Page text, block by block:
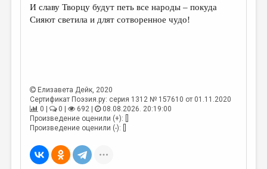
ОБЗОР ЛИТЕРАТУРЫ
РЕДКОЛЛЕГИЯ
ОТ РЕДАКЦИИ
ЭССЕИСТИКА
И славу Творцу будут петь все народы – покуда
Сияют светила и длят сотворенное чудо!
Елизавета Дейк, 2020
Сертификат Поэзия.ру: серия 1312 № 157610 от 01.11.2020
0 |
0 | 692 |
08.08.2026. 20:19:00
Произведение оценили (+): []
Произведение оценили (-): []